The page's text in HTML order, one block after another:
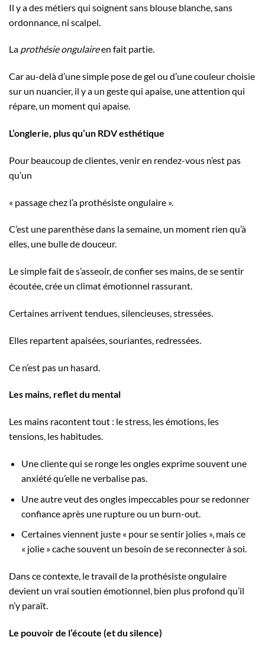
Il y a des métiers qui soignent sans blouse blanche, sans
ordonnance, ni scalpel.
La prothésie ongulaireen fait partie.
Car au-delà d’une simple pose de gel ou d’une couleur choisie
sur un nuancier, il y a un geste qui apaise, une attention qui
répare, un moment qui apaise.
L’onglerie, plus qu’un RDV esthétique
Pour beaucoup de clientes, venir en rendez-vous n’est pas
qu’un
« passage chez l’a prothésiste ongulaire ».
C’est une parenthèse dans la semaine, un moment rien qu’à
elles, une bulle de douceur.
Le simple fait de s’asseoir, de confier ses mains, de se sentir
écoutée, crée un climat émotionnel rassurant.
Certaines arrivent tendues, silencieuses, stressées.
Elles repartent apaisées, souriantes, redressées.
Ce n’est pas un hasard.
Les mains, reflet du mental
Les mains racontent tout : le stress, les émotions, les
tensions, les habitudes.
Une cliente qui se ronge les ongles exprime souvent une
anxiété qu’elle ne verbalise pas.
Une autre veut des ongles impeccables pour se redonner
confiance après une rupture ou un burn-out.
Certaines viennent juste « pour se sentir jolies », mais ce
« jolie » cache souvent un besoin de se reconnecter à soi.
Dans ce contexte, le travail de la prothésiste ongulaire
devient un vrai soutien émotionnel, bien plus profond qu’il
n’y paraît.
Le pouvoir de l’écoute (et du silence)